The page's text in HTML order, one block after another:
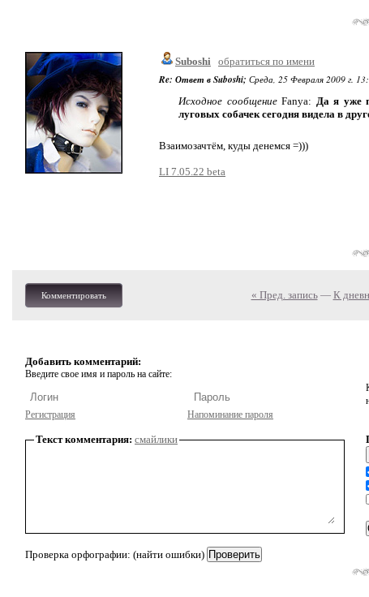
Suboshi обратиться по имени
Re: Ответ в Suboshi; Среда, 25 Февраля 2009 г.
Исходное сообщениеFanya: Да я уже
луговых собачек сегодня видела в
Взаимозачтём, куды денемся =)))
LI 7.05.22 beta
Комментировать « Пред. запись— К
Добавить комментарий:
Введите свое имя и пароль на сайте:
Регистрация Напоминание пароля
Текст комментария: смайлики
Проверка орфографии: (найти ошибки)